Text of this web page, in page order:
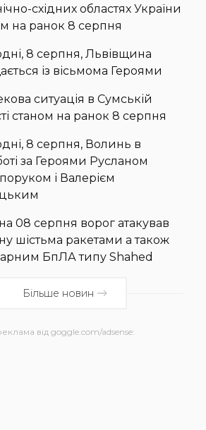
східних областях України
на ранок 8 серпня
8 серпня, Львівщина
із вісьмома Героями
ситуація в Сумській
станом на ранок 8 серпня
8 серпня, Волинь в
за Героями Русланом
і Валерієм
08 серпня ворог атакував
шістьма ракетами а також
БпЛА типу Shahed
Більше новин
від goggle.com/adsense: